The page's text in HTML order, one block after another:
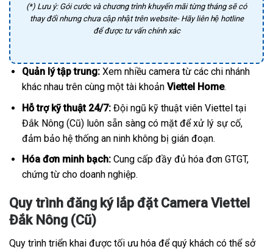
(*) Lưu ý: Gói cước và chương trình khuyến mãi từng tháng sẽ có
thay đổi nhưng chưa cập nhật trên website- Hãy liên hệ hotline
để được tư vấn chính xác
Quản lý tập trung:Xem nhiều camera từ các chi nhánh
khác nhau trên cùng một tài khoản Viettel Home.
Hỗ trợ kỹ thuật 24/7:Đội ngũ kỹ thuật viên Viettel tại
Đắk Nông (Cũ) luôn sẵn sàng có mặt để xử lý sự cố,
đảm bảo hệ thống an ninh không bị gián đoạn.
Hóa đơn minh bạch:Cung cấp đầy đủ hóa đơn GTGT,
chứng từ cho doanh nghiệp.
Quy trình đăng ký lắp đặt Camera Viettel
Đắk Nông (Cũ)
Quy trình triển khai được tối ưu hóa để quý khách có thể sở